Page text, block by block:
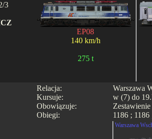
3
EP08
140 km/h
275 t
Relacja:
Kursuje:
Obowiązuje:
Obiegi:
Warszawa
w (7) do
1186 ; 1186
Warszawa